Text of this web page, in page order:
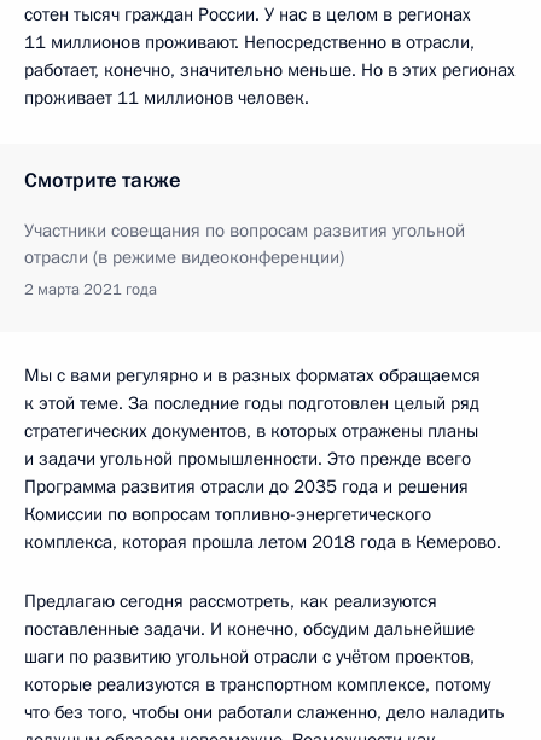
сотен тысяч граждан России. У нас в целом в регионах
11 миллионов проживают. Непосредственно в отрасли,
работает, конечно, значительно меньше. Но в этих регионах
проживает 11 миллионов человек.
Смотрите также
Участники совещания по вопросам развития угольной
отрасли (в режиме видеоконференции)
2 марта 2021 года
Мы с вами регулярно и в разных форматах обращаемся
к этой теме. За последние годы подготовлен целый ряд
стратегических документов, в которых отражены планы
и задачи угольной промышленности. Это прежде всего
Программа развития отрасли до 2035 года и решения
Комиссии по вопросам топливно-энергетического
комплекса, которая прошла летом 2018 года в Кемерово.
Предлагаю сегодня рассмотреть, как реализуются
поставленные задачи. И конечно, обсудим дальнейшие
шаги по развитию угольной отрасли с учётом проектов,
которые реализуются в транспортном комплексе, потому
что без того, чтобы они работали слаженно, дело наладить